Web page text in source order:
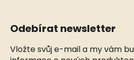
Odebírat newsletter
Vložte svůj e-mail a my vám